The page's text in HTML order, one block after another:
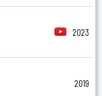
2023
2019